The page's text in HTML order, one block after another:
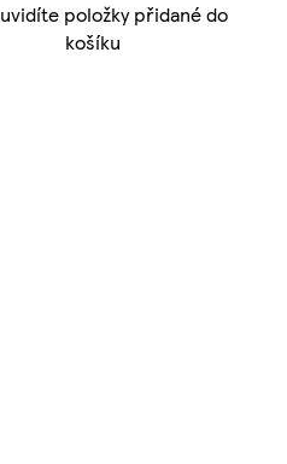
uvidíte položky přidané do
košíku